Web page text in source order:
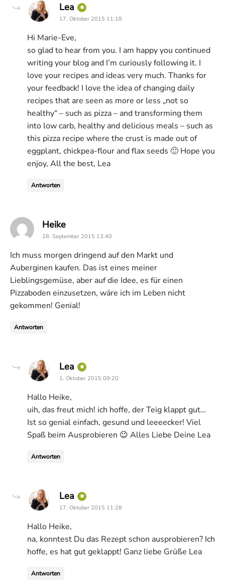
Lea says:
17. Oktober 2015 11:18
Hi Marie-Eve,
so glad to hear from you. I am happy you continued
writing your blog and I’m curiously following it. I
love your recipes and ideas very much. Thanks for
your feedback! I love the idea of changing daily
recipes that are seen as more or less „not so
healthy“ – such as pizza – and transforming them
into low carb, healthy and delicious meals – such as
this pizza recipe where the crust is made out of
eggplant, chickpea-flour and flax seeds 🙂 Hope you
enjoy, All the best, Lea
Antworten
Heikesays:
28. September 2015 13:40
Ich muss morgen dringend auf den Markt und
Auberginen kaufen. Das ist eines meiner
Lieblingsgemüse, aber auf die Idee, es für einen
Pizzaboden einzusetzen, wäre ich im Leben nicht
gekommen! Genial!
Antworten
Lea says:
1. Oktober 2015 09:20
Hallo Heike,
uih, das freut mich! ich hoffe, der Teig klappt gut…
Ist so genial einfach, gesund und leeeecker! Viel
Spaß beim Ausprobieren 😉 Alles Liebe Deine Lea
Antworten
Lea says:
17. Oktober 2015 11:28
Hallo Heike,
na, konntest Du das Rezept schon ausprobieren? Ich
hoffe, es hat gut geklappt! Ganz liebe Grüße Lea
Antworten